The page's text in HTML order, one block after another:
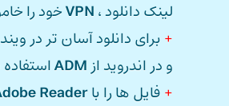
لینک دانلود ، VPNخود را
+ برای دانلود آسان تر در
و در اندروید از ADMاستفاده
+ فایل ها را باReader